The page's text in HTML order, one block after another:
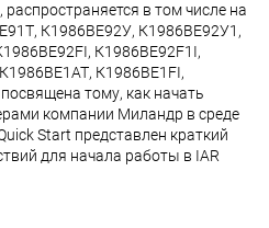
в том числе на
К1986ВЕ92У, К1986ВЕ92У1,
К1986ВЕ92F1I,
К1986ВЕ1FI,
тому, как начать
компании Миландр в среде
Start представлен краткий
для начала работы в IAR